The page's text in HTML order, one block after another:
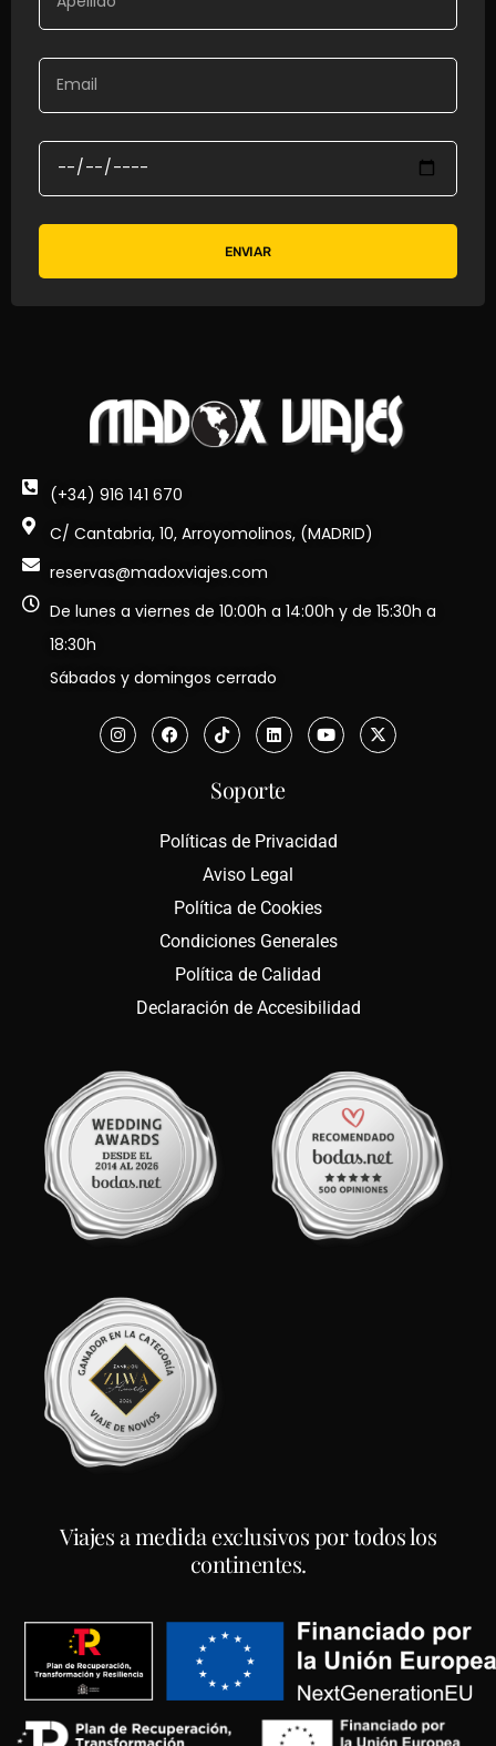
ENVIAR
(+34) 916 141 670
C/ Cantabria, 10, Arroyomolinos, (MADRID)
reservas@madoxviajes.com
De lunes a viernes de 10:00h a 14:00h y de 15:30h a
18:30h
Sábados y domingos cerrado
Soporte
Políticas de Privacidad
Aviso Legal
Política de Cookies
Condiciones Generales
Política de Calidad
Declaración de Accesibilidad
Viajes a medida exclusivos por todos los
continentes.